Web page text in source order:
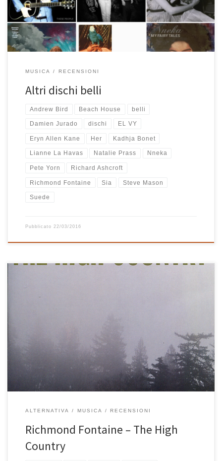
Store dove potrete gustarvi un’anteprima di ogni brano ed,
eventualmente acquistarlo. Io intanto continuo […]
MUSICA RECENSIONI
Altri dischi belli
Andrew Bird Beach House belli
Damien Jurado dischi EL VY
Eryn Allen Kane Her Kadhja Bonet
Lianne La Havas Natalie Prass Nneka
Pete Yorn Richard Ashcroft
Richmond Fontaine Sia Steve Mason
Suede
Pubblicato 22/03/2016
Fontaine, si dedica con successo (molto successo nella sua
America) alla scrittura. Scrivere canzoni è diverso dallo scrivere un
intero romanzo, ma un album intero di 17 canzoni può
tranquillamente essere visto come un romanzo o, meglio, come
[…]
ALTERNATIVA MUSICA RECENSIONI
Richmond Fontaine – The High
Country